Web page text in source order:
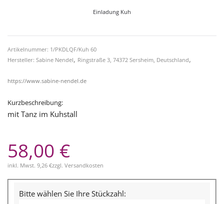
Einladung Kuh
Artikelnummer: 1/PKDLQF/Kuh 60
Hersteller: Sabine Nendel, Ringstraße 3, 74372 Sersheim, Deutschland,
https://www.sabine-nendel.de
Kurzbeschreibung:
mit Tanz im Kuhstall
58,00 €
inkl. Mwst. 9,26 €zzgl. Versandkosten
Bitte wählen Sie Ihre Stückzahl: